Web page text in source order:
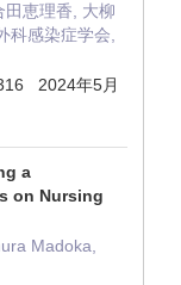
恵理香, 大柳
科感染症学会,
2024年5月
a
on Nursing
Madoka,